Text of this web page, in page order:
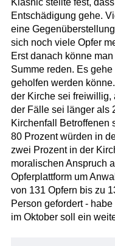
Entschädigung gehe.
eine
sich noch viele Opfer
Erst danach könne
Summe reden. Es
geholfen werden
der Kirche sei freiwillig,
der Fälle sei länger als
Kirchenfall Betroffenen
80 Prozent würden in
zwei Prozent in der
moralischen Anspruch
Opferplattform um
von 131 Opfern bis zu
Person gefordert -
im Oktober soll ein